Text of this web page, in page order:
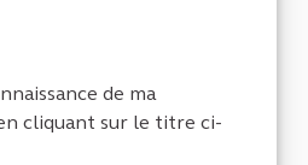
de ma
cliquant sur le titre ci-